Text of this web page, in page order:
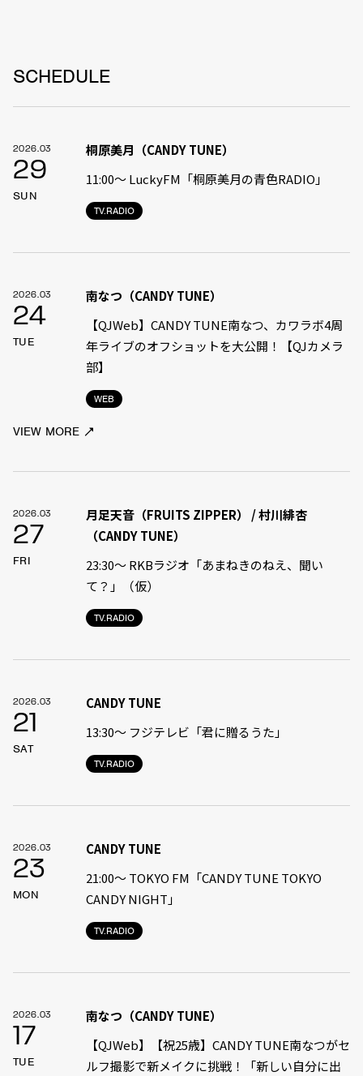
SCHEDULE
2026.03
29
SUN
TV.RADIO
桐原美月（CANDY TUNE）
11:00〜 LuckyFM「桐原美月の青色RADIO」
2026.03
24
TUE
WEB
南なつ（CANDY TUNE）
【QJWeb】CANDY TUNE南なつ、カワラボ4周
年ライブのオフショットを大公開！【QJカメラ
部】
VIEW MORE
2026.03
27
FRI
TV.RADIO
月足天音（FRUITS ZIPPER） / 村川緋杏
（CANDY TUNE）
23:30〜 RKBラジオ「あまねきのねえ、聞い
て？」（仮）
2026.03
21
SAT
TV.RADIO
CANDY TUNE
13:30〜 フジテレビ「君に贈るうた」
2026.03
23
MON
TV.RADIO
CANDY TUNE
21:00〜 TOKYO FM「CANDY TUNE TOKYO
CANDY NIGHT」
2026.03
17
TUE
南なつ（CANDY TUNE）
【QJWeb】【祝25歳】CANDY TUNE南なつがセ
ルフ撮影で新メイクに挑戦！「新しい自分に出